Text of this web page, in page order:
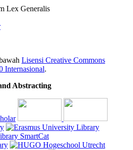
Lex Generalis
Lisensi Creative Commons
Internasional.
Abstracting